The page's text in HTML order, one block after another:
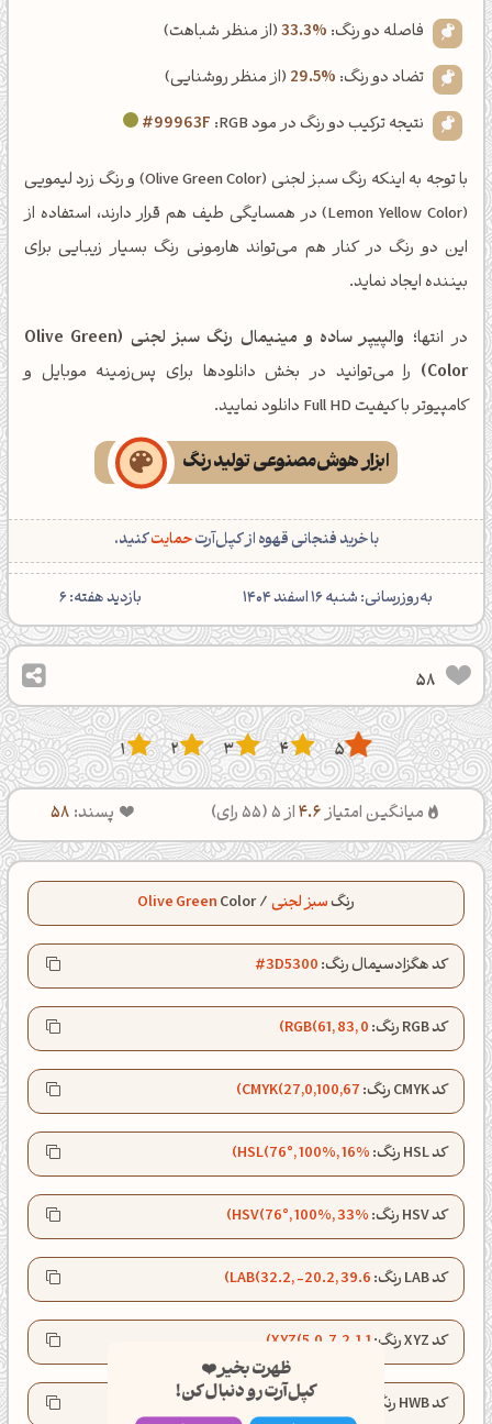
فاصله دو رنگ: 33.3%(از منظر شباهت)
تضاد دو رنگ: 29.5% (از منظر روشنایی)
نتیجه ترکیب دو رنگ در مود RGB:
#99963F
با توجه به اینکه رنگ سبز لجنی (Olive Green Color) و رنگ زرد لیمویی
(Lemon Yellow Color) در همسایگی طیف هم قرار دارند، استفاده از
این دو رنگ در کنار هم می‌تواند هارمونی رنگ بسیار زیبایی برای
بیننده ایجاد نماید.
در انتها؛
والپیپر ساده و مینیمال رنگ سبز لجنی (Olive Green
Color)
را می‌توانید در بخش دانلودها برای پس‌زمینه موبایل و
کامپیوتر با کیفیت Full HD دانلود نمایید.
ابزار هوش‌مصنوعی تولید رنگ
با خرید فنجانی قهوه از کپل‌آرتحمایتکنید.
‌به‌روزرسانی: شنبه 16 اسفند 1404 بازدید هفته:6
58
5
4
3
2
1
میانگین امتیاز4.6از 5 ( 55رای) پسند: 58
رنگسبز لجنی/
Color
Olive Green
کد هگزادسیمال رنگ:#3D5300
کد RGB رنگ: RGB(61, 83, 0)
کد CMYK رنگ: CMYK(27,0,100,67)
کد HSL رنگ: HSL(76°, 100%, 16%)
کد HSV رنگ: HSV(76°, 100%, 33%)
کد LAB رنگ: LAB(32.2, -20.2, 39.6)
کد XYZ رنگ: XYZ(5.0, 7.2, 1.1)
کد HWB رنگ: HWB(76°, 0%, 67%)
ظهرت بخیر❤️
کپل‌آرت رو دنبال کن!